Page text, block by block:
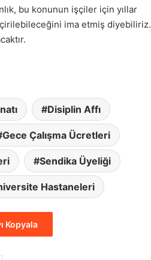
bu konunun işçiler için yıllar
ima etmiş diyebiliriz.
Disiplin Affı
Gece Çalışma Ücretleri
Sendika Üyeliği
Hastaneleri
Kopyala